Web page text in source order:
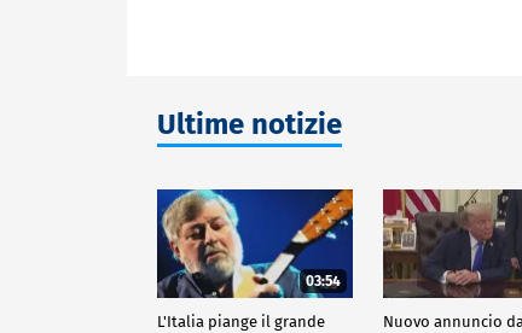
Ultime notizie
03:54
L'Italia piange il grande
Nuovo annuncio